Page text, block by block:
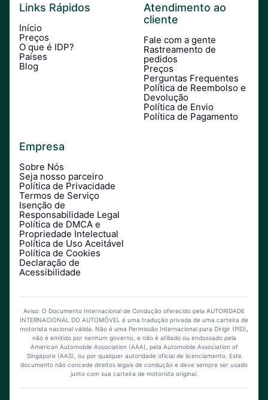
Links Rápidos
Início
Preços
O que é IDP?
Países
Blog
Atendimento ao
cliente
Fale com a gente
Rastreamento de
pedidos
Preços
Perguntas Frequentes
Política de Reembolso e
Devolução
Política de Envio
Política de Pagamento
Empresa
Sobre Nós
Seja nosso parceiro
Política de Privacidade
Termos de Serviço
Isenção de
Responsabilidade Legal
Política de DMCA e
Propriedade Intelectual
Política de Uso Aceitável
Política de Cookies
Declaração de
Acessibilidade
Aviso: O Documento Internacional de Condução oferecido pela AUTORIDADE
INTERNACIONAL DO AUTOMÓVEL é uma tradução privada de uma carteira de
motorista nacional válida. Não é uma Permissão Internacional para Dirigir (PID),
não é emitido por nenhum governo, e não é afiliado ou endossado pela
American Automobile Association (AAA), pela Automobile Association of
Singapore (AAS), ou por qualquer autoridade oficial de licenciamento. Este
documento não concede direitos legais de condução e deve sempre ser usado
junto com sua carteira de motorista original.